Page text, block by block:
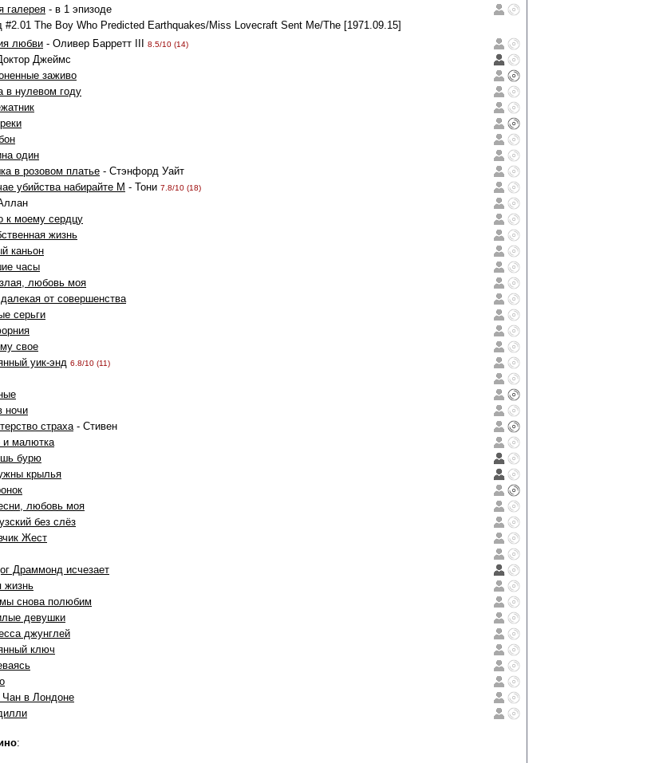
галерея - в 1 эпизоде
The Boy Who Predicted Earthquakes/Miss Lovecraft Sent Me/The [1971.09.15]
любви - Оливер Барретт III 8.5/10 (14)
Джеймс
заживо
в нулевом году
один
в розовом платье - Стэнфорд Уайт
убийства набирайте М - Тони 7.8/10 (18)
к моему сердцу
жизнь
каньон
часы
любовь моя
от совершенства
серьги
свое
уик-энд 6.8/10 (11)
ночи
страха- Стивен
и малютка
бурю
крылья
любовь моя
без слёз
Жест
Драммонд исчезает
жизнь
мы снова полюбим
девушки
джунглей
ключ
Чан в Лондоне
: